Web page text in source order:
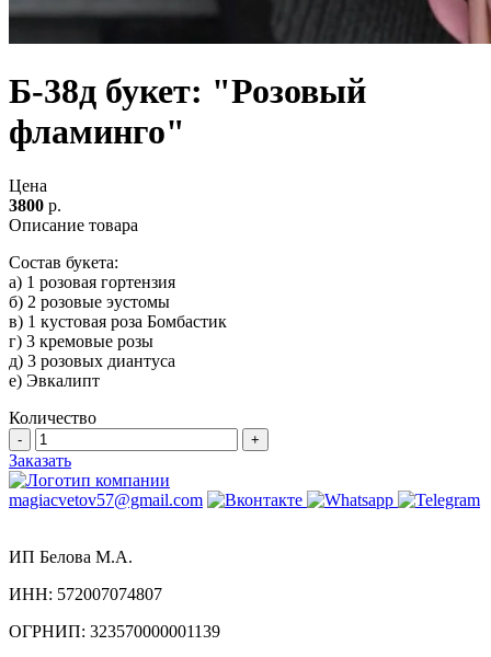
Б-38д букет: "Розовый
фламинго"
Цена
3800 р.
Описание товара
Состав букета:
а) 1 розовая гортензия
б) 2 розовые эустомы
в) 1 кустовая роза Бомбастик
г) 3 кремовые розы
д) 3 розовых диантуса
е) Эвкалипт
Количество
- +
Заказать
magiacvetov57@gmail.com
ИП Белова М.А.
ИНН: 572007074807
ОГРНИП: 323570000001139